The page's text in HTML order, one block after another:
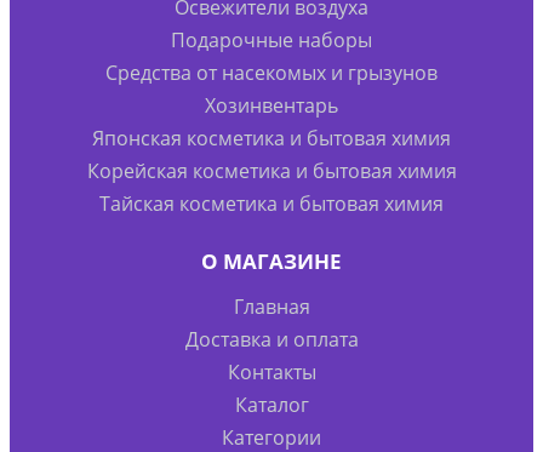
Освежители воздуха
Подарочные наборы
Средства от насекомых и грызунов
Хозинвентарь
Японская косметика и бытовая химия
Корейская косметика и бытовая химия
Тайская косметика и бытовая химия
О МАГАЗИНЕ
Главная
Доставка и оплата
Контакты
Каталог
Категории